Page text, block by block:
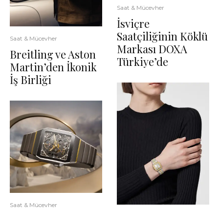
Saat & Mücevher
Breitling ve Aston
Martin’den İkonik
İş Birliği
Saat & Mücevher
Saat & Mücevher
İsviçre
Saatçiliğinin Köklü
Markası DOXA
Türkiye’de